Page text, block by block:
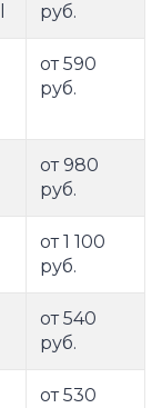
руб.
от 590
руб.
от 980
руб.
от 1 100
руб.
от 540
руб.
от 530